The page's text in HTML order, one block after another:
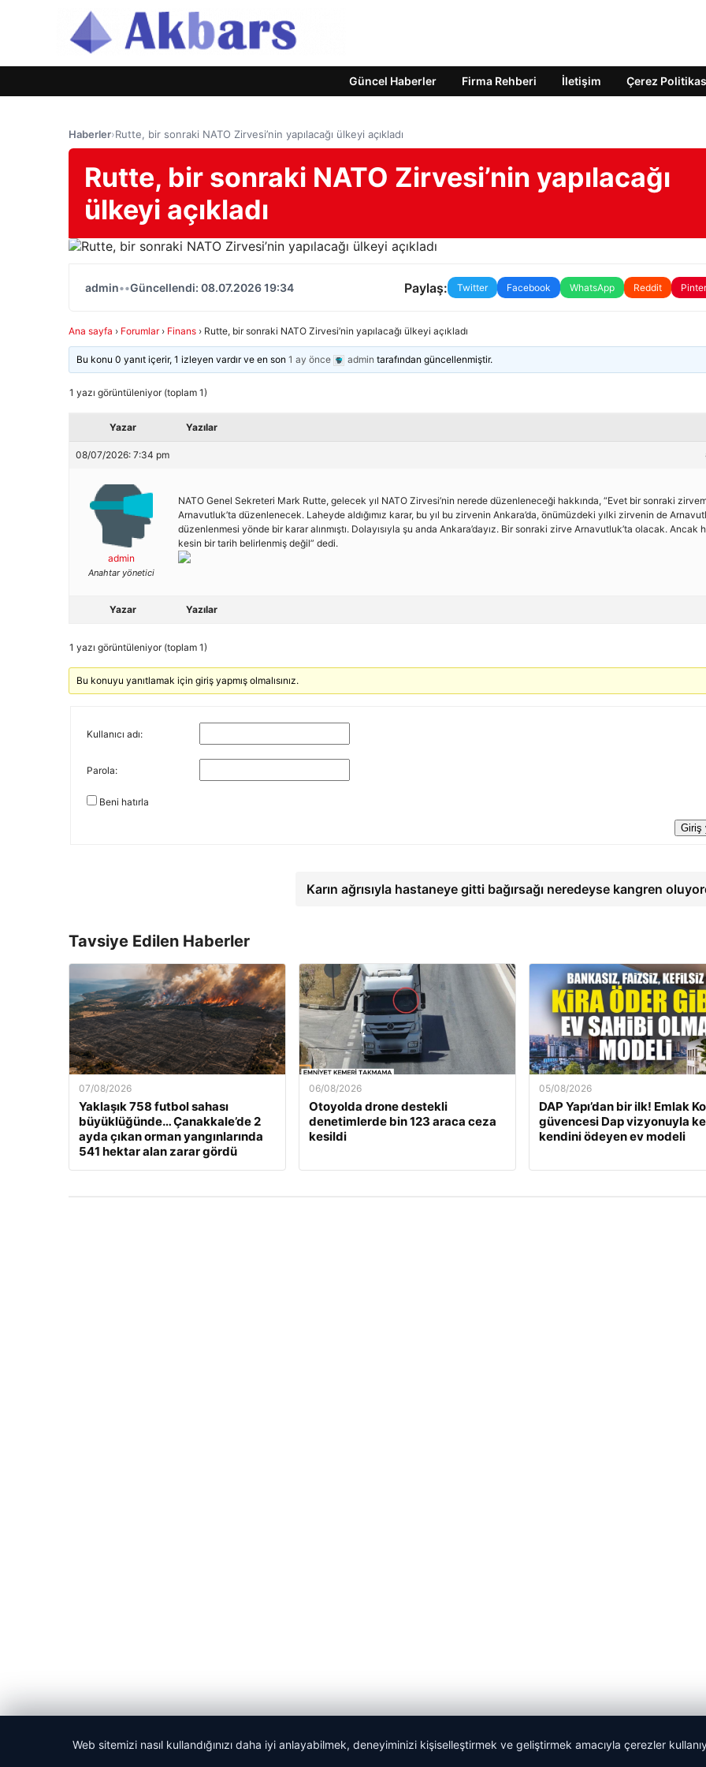
Güncel Haberler Firma Rehberi İletişim Çerez
Haberler›Rutte, bir sonraki NATO Zirvesi’nin yapılacağı ülkeyi açıkladı
Rutte, bir sonraki NATO Zirvesi’nin yapılacağı
ülkeyi açıkladı
admin••Güncellendi: 08.07.2026 19:34 Paylaş: Twitter Facebook WhatsApp Reddit
Ana sayfa › Forumlar › Finans › Rutte, bir sonraki NATO Zirvesi’nin yapılacağı ülkeyi açıkladı
Bu konu 0 yanıt içerir, 1 izleyen vardır ve en son1 ay önce admin tarafından güncellenmiştir.
1 yazı görüntüleniyor (toplam 1)
Yazar Yazılar
08/07/2026: 7:34 pm
admin
Anahtar yönetici
NATO Genel Sekreteri Mark Rutte, gelecek yıl NATO Zirvesi’nin nerede düzenleneceği hakkında, “Evet bir sonraki
Arnavutluk’ta düzenlenecek. Laheyde aldığımız karar, bu yıl bu zirvenin Ankara’da, önümüzdeki yılki zirvenin de
düzenlenmesi yönde bir karar alınmıştı. Dolayısıyla şu anda Ankara’dayız. Bir sonraki zirve Arnavutluk’ta olacak. Ancak
kesin bir tarih belirlenmiş değil” dedi.
Yazar Yazılar
1 yazı görüntüleniyor (toplam 1)
Bu konuyu yanıtlamak için giriş yapmış olmalısınız.
Kullanıcı adı:
Parola:
Beni hatırla
Giriş
Karın ağrısıyla hastaneye gitti bağırsağı neredeyse kangren
Tavsiye Edilen Haberler
07/08/2026
Yaklaşık 758 futbol sahası
büyüklüğünde… Çanakkale’de 2
ayda çıkan orman yangınlarında
541 hektar alan zarar gördü
06/08/2026
Otoyolda drone destekli
denetimlerde bin 123 araca ceza
kesildi
05/08/2026
DAP Yapı’dan bir ilk! Emlak
güvencesi Dap vizyonuyla
kendini ödeyen ev modeli
© 2026 Akbars Haber
Web sitemizi nasıl kullandığınızı daha iyi anlayabilmek, deneyiminizi kişiselleştirmek ve geliştirmek amacıyla çerezler